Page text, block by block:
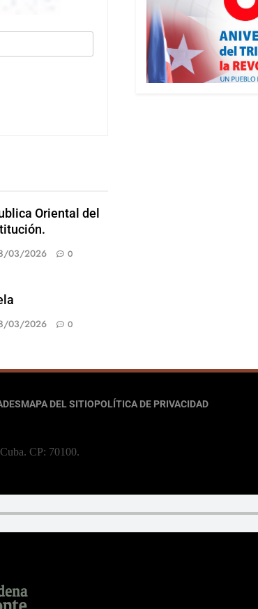
Oriental del
03/2026 0
03/2026 0
MAPA DEL SITIOPOLÍTICA DE PRIVACIDAD
CP: 70100.